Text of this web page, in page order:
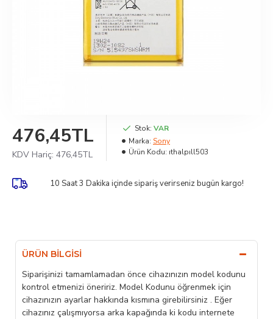
476,45TL
KDV Hariç: 476,45TL
Stok: VAR
Marka: Sony
Ürün Kodu: ıthalpıll503
10 Saat 3 Dakikaiçinde sipariş verirseniz bugün kargo!
ÜRÜN BILGISI
Siparişinizi tamamlamadan önce cihazınızın model kodunu
kontrol etmenizi öneririz. Model Kodunu öğrenmek için
cihazınızın ayarlar hakkında kısmına girebilirsiniz . Eğer
cihazınız çalışmıyorsa arka kapağında ki kodu internete